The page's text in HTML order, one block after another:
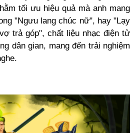
tối ưu hiệu quả mà anh mang
"Ngưu lang chúc nữ", hay "Lạy
trả góp", chất liệu nhạc điện tử
dân gian, mang đến trải nghiệm